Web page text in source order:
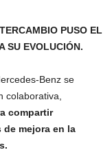
PUSO EL
SU EVOLUCIÓN.
Benz se
colaborativa,
compartir
mejora en la